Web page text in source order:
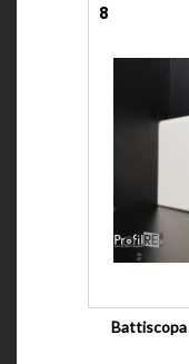
8
Battiscopa